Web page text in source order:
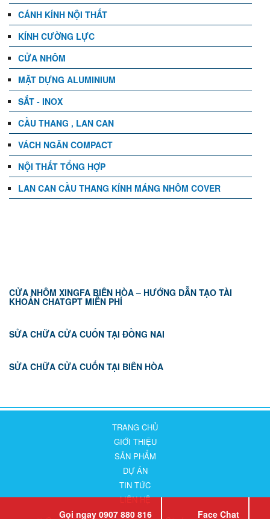
CÁNH KÍNH NỘI THẤT
KÍNH CƯỜNG LỰC
CỬA NHÔM
MẶT DỰNG ALUMINIUM
SẮT - INOX
CẦU THANG , LAN CAN
VÁCH NGĂN COMPACT
NỘI THẤT TỔNG HỢP
LAN CAN CẦU THANG KÍNH MÁNG NHÔM COVER
CỬA NHÔM XINGFA BIÊN HÒA – HƯỚNG DẪN TẠO TÀI
KHOẢN CHATGPT MIỄN PHÍ
SỬA CHỮA CỬA CUỐN TẠI ĐỒNG NAI
SỬA CHỮA CỬA CUỐN TẠI BIÊN HÒA
TRANG CHỦ
GIỚI THIỆU
SẢN PHẨM
DỰ ÁN
TIN TỨC
LIÊN HỆ
Gọi ngay 0907 880 816 Face Chat